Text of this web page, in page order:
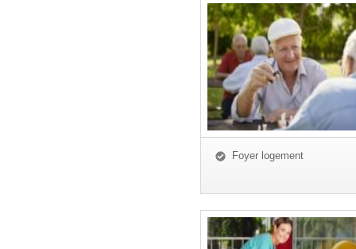
Foyer logement